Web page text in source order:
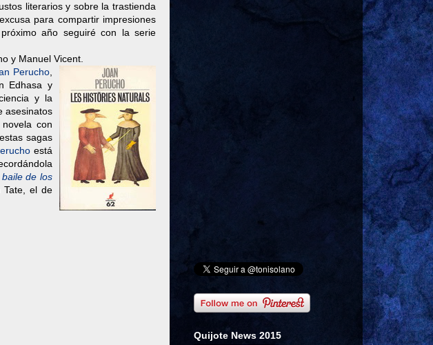
literarios y sobre la trastienda
para compartir impresiones
año seguiré con la serie
y Manuel Vicent.
Perucho
Edhasa y
y la
asesinatos
con
sagas
está
baile de los
Tate, el de
Quijote News 2015